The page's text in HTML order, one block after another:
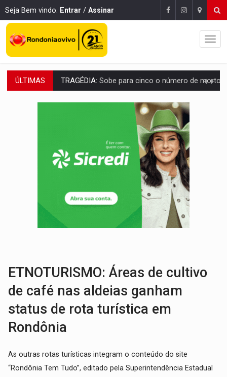
Seja Bem vindo. Entrar / Assinar
ÚLTIMAS TRANSPORTE DE ARROZ:MPF assegura cumprimento da legislação sobre transporte
DEEPFAKE:Sancionada lei contra violência sexual infantil na
Brasil e Rússia discutem energia nuclear, defesa e
Colisão entre caminhão e carro deixa quatro mortos e um em
ENCONTRO:Amazônia Negra ganha projeção nacional com participação de
Porto Velho tem chances de chuvas isoladas nesta
SINDICATOS UNIDOS: Assembleia Geral delibera greve da educação
PROCESSO SELETIVO: Rondoniaovivo abre oficina de Comunicação com
Sobe para cinco o número de mortos em colisão entre carreta e
ETNOTURISMO: Áreas de cultivo
de café nas aldeias ganham
status de rota turística em
Rondônia
As outras rotas turísticas integram o conteúdo do site
“Rondônia Tem Tudo”, editado pela Superintendência Estadual